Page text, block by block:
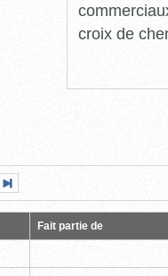
croix de
page
Fait partie de